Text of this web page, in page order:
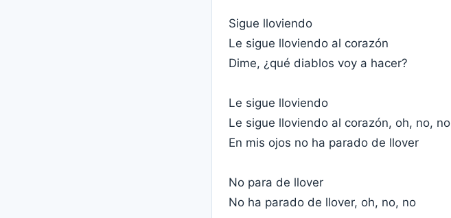
Sigue lloviendo
Le sigue lloviendo al corazón
Dime, ¿qué diablos voy a hacer?
Le sigue lloviendo
Le sigue lloviendo al corazón, oh, no, no
En mis ojos no ha parado de llover
No para de llover
No ha parado de llover, oh, no, no